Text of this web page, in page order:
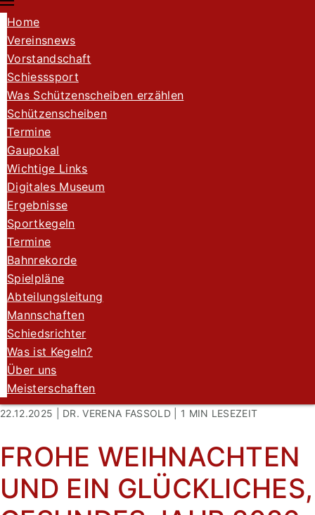
Home
Vereinsnews
Vorstandschaft
Schiesssport
Was Schützenscheiben erzählen
Schützenscheiben
Termine
Gaupokal
Wichtige Links
Digitales Museum
Ergebnisse
Sportkegeln
Termine
Bahnrekorde
Spielpläne
Abteilungsleitung
Mannschaften
Schiedsrichter
Was ist Kegeln?
Über uns
Meisterschaften
22.12.2025 | DR. VERENA FASSOLD | 1 MIN LESEZEIT
FROHE WEIHNACHTEN
UND EIN GLÜCKLICHES,